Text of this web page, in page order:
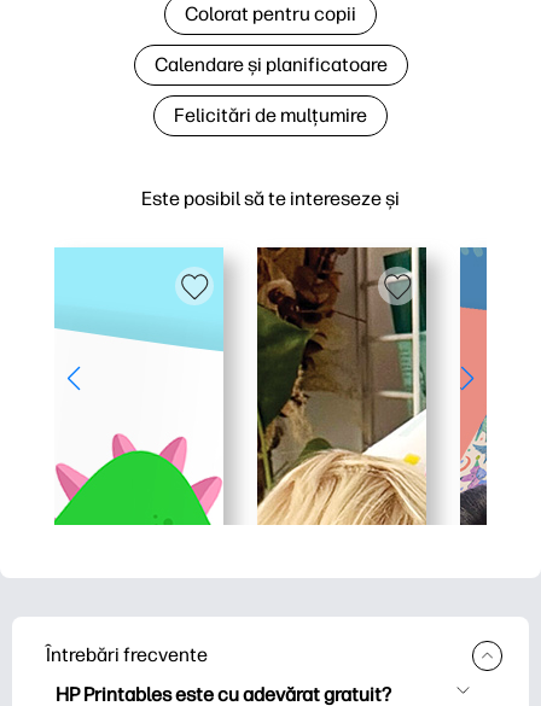
Este posibil să te intereseze și
Colorat pentru copii
Calendare și planificatoare
Felicitări de mulțumire
Întrebări frecvente
HP Printables este cu adevărat gratuit?